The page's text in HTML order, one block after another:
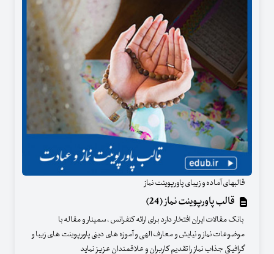
قالبهای آماده و زیبای پاورپوینت نماز
قالب پاورپوینت نماز (24)
بانک مقالات ایران افتخار دارد برای ارائه کنفرانس ، سمینار و مقاله با
موضوعات نماز و نیایش و معارف الهی و آموزه های دینی پاورپوینت های زیبا و
گرافیکی جذاب نماز را تقدیم کاربران و علاقمندان عزیز نماید